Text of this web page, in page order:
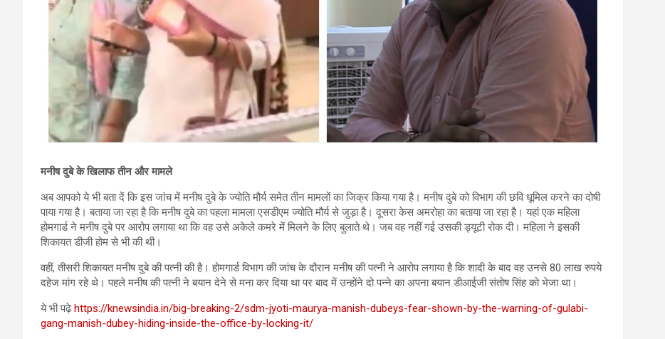
मनीष दुबे के खिलाफ तीन और मामले
अब आपको ये भी बता दें कि इस जांच में मनीष दुबे के ज्‍योति मौर्य समेत तीन मामलों का जिक्र किया गया है। मनीष दुबे को विभाग की छवि धूमिल करने का दोषी
पाया गया है। बताया जा रहा है कि मनीष दुबे का पहला मामला एसडीएम ज्‍योति मौर्य से जुड़ा है। दूसरा केस अमरोहा का बताया जा रहा है। यहां एक महिला
होमगार्ड ने मनीष दुबे पर आरोप लगाया था कि वह उसे अकेले कमरे में मिलने के लिए बुलाते थे। जब वह नहीं गई उसकी ड्यूटी रोक दी। महिला ने इसकी
शिकायत डीजी होम से भी की थी।
वहीं, तीसरी शिकायत मनीष दुबे की पत्‍नी की है। होमगार्ड विभाग की जांच के दौरान मनीष की पत्‍नी ने आरोप लगाया है कि शादी के बाद वह उनसे 80 लाख रुपये
दहेज मांग रहे थे। पहले मनीष की पत्‍नी ने बयान देने से मना कर दिया था पर बाद में उन्‍होंने दो पन्‍ने का अपना बयान डीआईजी संतोष सिंह को भेजा था।
ये भी पढ़ेhttps://knewsindia.in/big-breaking-2/sdm-jyoti-maurya-manish-dubeys-fear-shown-by-the-warning-of-gulabi-
gang-manish-dubey-hiding-inside-the-office-by-locking-it/